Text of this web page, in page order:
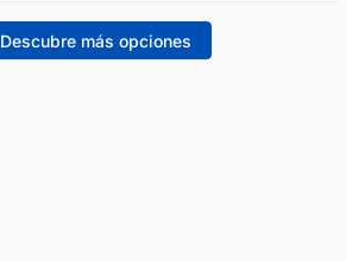
Descubre más opciones